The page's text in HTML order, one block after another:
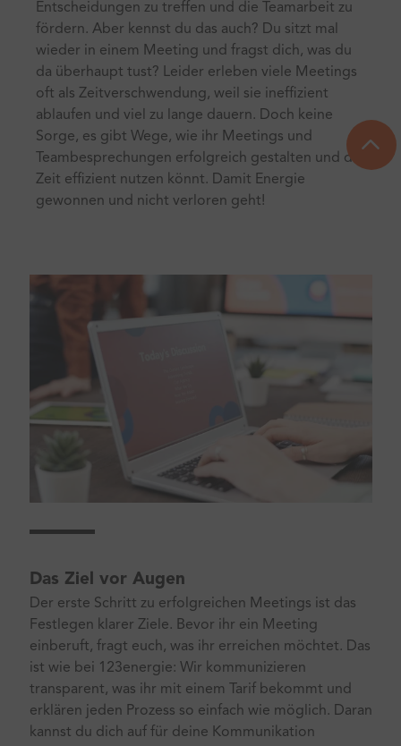
Entscheidungen zu treffen und die Teamarbeit zu
fördern. Aber kennst du das auch? Du sitzt mal
wieder in einem Meeting und fragst dich, was du
da überhaupt tust? Leider erleben viele Meetings
oft als Zeitverschwendung, weil sie ineffizient
ablaufen und viel zu lange dauern. Doch keine
Sorge, es gibt Wege, wie ihr Meetings und
Teambesprechungen erfolgreich gestalten und die
Zeit effizient nutzen könnt. Damit Energie
gewonnen und nicht verloren geht!
Das Ziel vor Augen
Der erste Schritt zu erfolgreichen Meetings ist das
Festlegen klarer Ziele. Bevor ihr ein Meeting
einberuft, fragt euch, was ihr erreichen möchtet. Das
ist wie bei 123energie: Wir kommunizieren
transparent, was ihr mit einem Tarif bekommt und
erklären jeden Prozess so einfach wie möglich. Daran
kannst du dich auf für deine Kommunikation